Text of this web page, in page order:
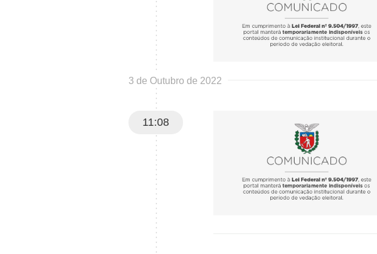
3 de Outubro de 2022
11:08